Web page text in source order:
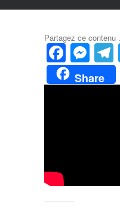
Partagez ce contenu
Share